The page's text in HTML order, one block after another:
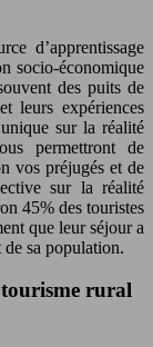
d’apprentissage
socio-économique
des puits de
leurs expériences
sur la réalité
permettront de
vos préjugés et de
sur la réalité
45% des touristes
que leur séjour a
sa population.
rural